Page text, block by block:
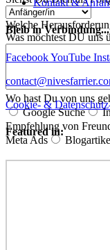
Kontakt &
Bleib in Verbindung...
FacebookYouTube
Cookie- &
Featured in:
Welche
Was möchtest DU uns
Wo hast Du von uns
Google Suche
Empfehlung von
Meta Ads